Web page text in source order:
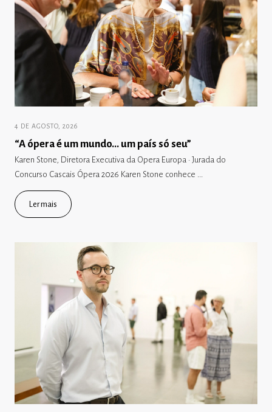
4 DE AGOSTO, 2026
“A ópera é um mundo… um país só seu”
Karen Stone, Diretora Executiva da Opera Europa · Jurada do
Concurso Cascais Ópera 2026 Karen Stone conhece ...
Ler mais